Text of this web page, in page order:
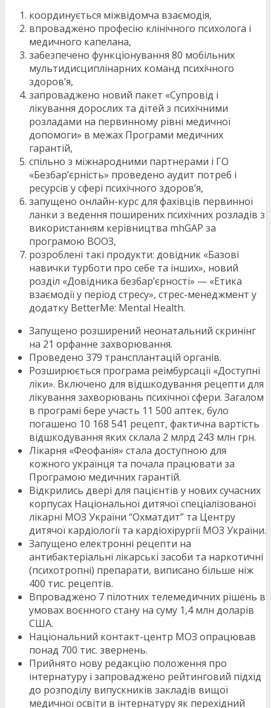
координується міжвідомча взаємодія,
впроваджено професію клінічного психолога і
медичного капелана,
забезпечено функціонування 80 мобільних
мультидисциплінарних команд психічного
здоров’я,
запроваджено новий пакет «Супровід і
лікування дорослих та дітей з психічними
розладами на первинному рівні медичної
допомоги» в межах Програми медичних
гарантій,
спільно з міжнародними партнерами і ГО
«Безбар’єрність» проведено аудит потреб і
ресурсів у сфері психічного здоров’я,
запущено онлайн-курс для фахівців первинної
ланки з ведення поширених психічних розладів з
використанням керівництва mhGAP за
програмою ВООЗ,
розроблені такі продукти: довідник «Базові
навички турботи про себе та інших», новий
розділ «Довідника безбарʼєрності» — «Етика
взаємодії у період стресу», стрес-менеджмент у
додатку BetterMe: Mental Health.
Запущено розширений неонатальний скринінг
на 21 орфанне захворювання.
Проведено 379 трансплантацій органів.
Розширюється програма реімбурсації «Доступні
ліки». Включено для відшкодування рецепти для
лікування захворювань психічної сфери. Загалом
в програмі бере участь 11 500 аптек, було
погашено 10 168 541 рецепт, фактична вартість
відшкодування яких склала 2 млрд 243 млн грн.
Лікарня «Феофанія» стала доступною для
кожного українця та почала працювати за
Програмою медичних гарантій.
Відкрились двері для пацієнтів у нових сучасних
корпусах Національної дитячої спеціалізованої
лікарні МОЗ України “Охматдит” та Центру
дитячої кардіології та кардіохірургії МОЗ України.
Запущено електронні рецепти на
антибактеріальні лікарські засоби та наркотичні
(психотропні) препарати, виписано більше ніж
400 тис. рецептів.
Впроваджено 7 пілотних телемедичних рішень в
умовах воєнного стану на суму 1,4 млн доларів
США.
Національний контакт-центр МОЗ опрацював
понад 700 тис. звернень.
Прийнято нову редакцію положення про
інтернатуру і запроваджено рейтинговий підхід
до розподілу випускників закладів вищої
медичної освіти в інтернатуру як перехідний